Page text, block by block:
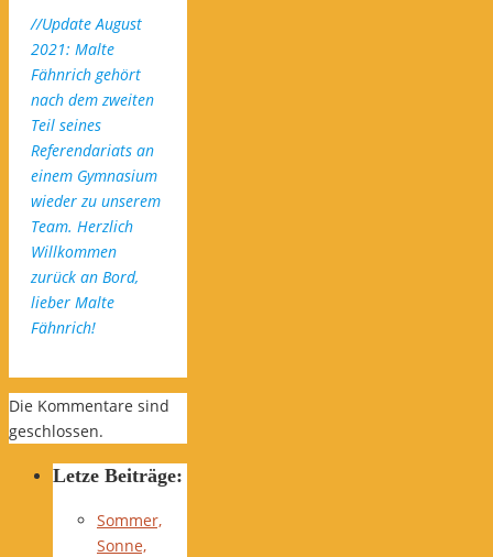
//Update August
2021: Malte
Fähnrich gehört
nach dem zweiten
Teil seines
Referendariats an
einem Gymnasium
wieder zu unserem
Team. Herzlich
Willkommen
zurück an Bord,
lieber Malte
Fähnrich!
Die Kommentare sind
geschlossen.
Letze Beiträge:
Sommer,
Sonne,